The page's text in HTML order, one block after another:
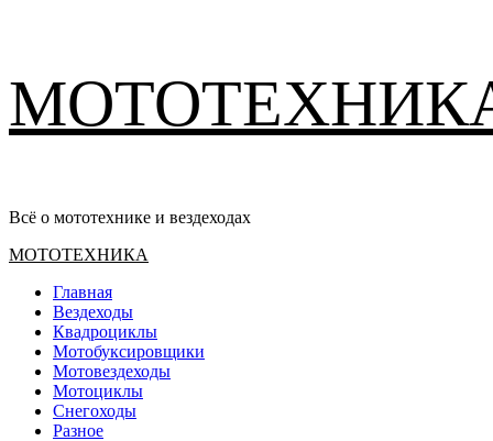
содержимому
Всё о мототехнике и вездеходах
Основное
МОТОТЕХНИКА
Главная
Вездеходы
Квадроциклы
Мотобуксировщики
Мотовездеходы
Мотоциклы
Снегоходы
Разное